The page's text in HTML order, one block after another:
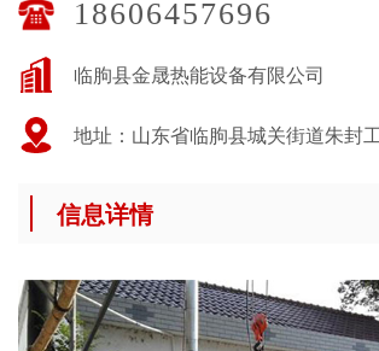
18606457696
临朐县金晟热能设备有限公司
地址：山东省临朐县城关街道朱封
信息详情